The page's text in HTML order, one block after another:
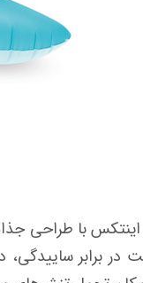
با طراحی
برابر ساییدگی،